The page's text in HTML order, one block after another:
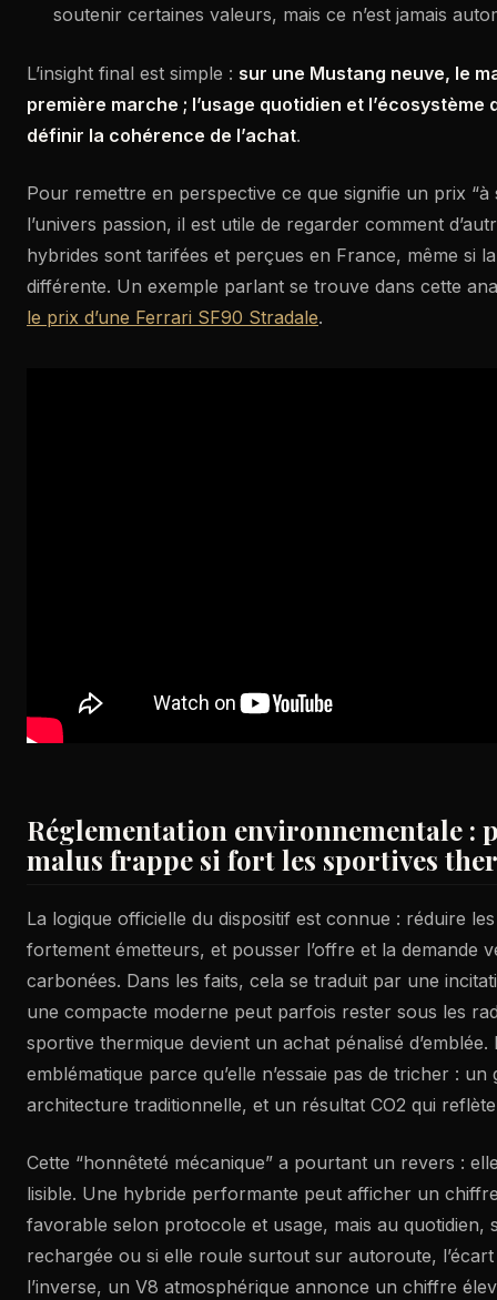
soutenir certaines valeurs, mais ce n’est jamais
L’insight final est simple : sur une Mustang neuve, le
première marche ; l’usage quotidien et
définir la cohérence de l’achat.
Pour remettre en perspective ce que signifie un prix “à
l’univers passion, il est utile de regarder comment
hybrides sont tarifées et perçues en France, même si
différente. Un exemple parlant se trouve dans cette
le prix d’une Ferrari SF90 Stradale.
Réglementation environnementale :
malus frappe si fort les sportives
La logique officielle du dispositif est connue : réduire
fortement émetteurs, et pousser l’offre et la demande
carbonées. Dans les faits, cela se traduit par une
une compacte moderne peut parfois rester sous les
sportive thermique devient un achat pénalisé d’emblée.
emblématique parce qu’elle n’essaie pas de tricher :
architecture traditionnelle, et un résultat CO2 qui
Cette “honnêteté mécanique” a pourtant un revers :
lisible. Une hybride performante peut afficher un
favorable selon protocole et usage, mais au quotidien,
rechargée ou si elle roule surtout sur autoroute,
l’inverse, un V8 atmosphérique annonce un chiffre